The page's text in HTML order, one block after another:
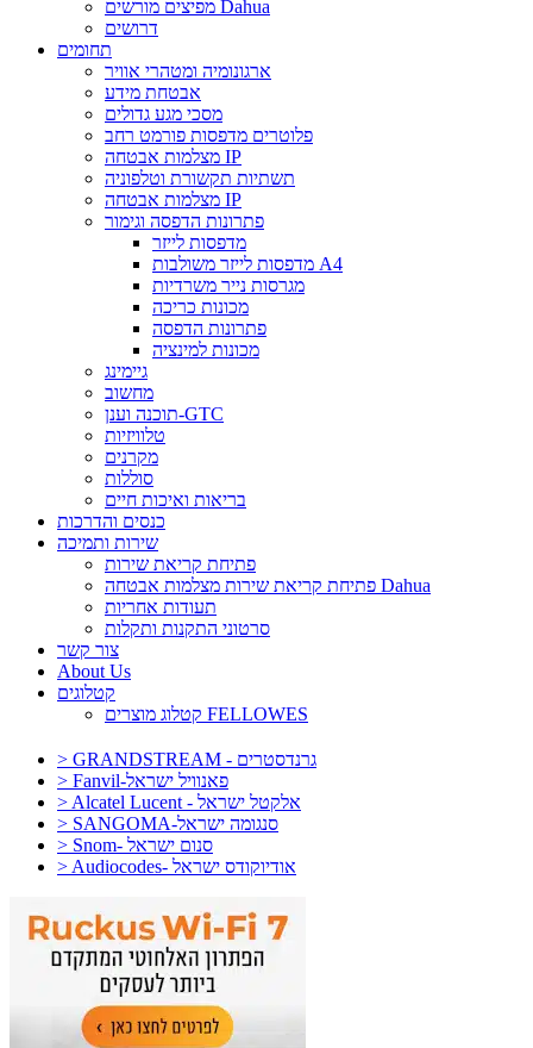
מפיצים מורשים Dahua
דרושים
תחומים
ארגונומיה ומטהרי אוויר
אבטחת מידע
מסכי מגע גדולים
פלוטרים מדפסות פורמט רחב
מצלמות אבטחה IP
תשתיות תקשורת וטלפוניה
מצלמות אבטחה IP
פתרונות הדפסה וגימור
מדפסות לייזר
מדפסות לייזר משולבות A4
מגרסות נייר משרדיות
מכונות כריכה
פתרונות הדפסה
מכונות למינציה
גיימינג
מחשוב
תוכנה וענן-GTC
טלוויזיות
מקרנים
סוללות
בריאות ואיכות חיים
כנסים והדרכות
שירות ותמיכה
פתיחת קריאת שירות
פתיחת קריאת שירות מצלמות אבטחה Dahua
תעודות אחריות
סרטוני התקנות ותקלות
צור קשר
About Us
קטלוגים
קטלוג מוצרים FELLOWES
> GRANDSTREAM - גרנדסטרים
> Fanvil-פאנוויל ישראל
> Alcatel Lucent - אלקטל ישראל
> SANGOMA-סנגומה ישראל
> Snom- סנום ישראל
> Audiocodes- אודיוקודס ישראל